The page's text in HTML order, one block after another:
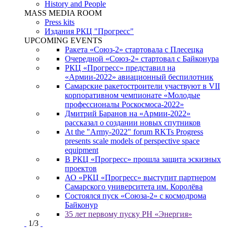
History and People
MASS MEDIA ROOM
Press kits
Издания РКЦ "Прогресс"
UPCOMING EVENTS
Ракета «Союз-2» стартовала с Плесецка
Очередной «Союз-2» стартовал с Байконура
РКЦ «Прогресс» представил на
«Армии-2022» авиационный беспилотник
Самарские ракетостроители участвуют в VII
корпоративном чемпионате «Молодые
профессионалы Роскосмоса-2022»
Дмитрий Баранов на «Армии-2022»
рассказал о создании новых спутников
At the "Army-2022" forum RKTs Progress
presents scale models of perspective space
equipment
В РКЦ «Прогресс» прошла защита эскизных
проектов
АО «РКЦ «Прогресс» выступит партнером
Самарского университета им. Королёва
Состоялся пуск «Союза-2» с космодрома
Байконур
35 лет первому пуску РН «Энергия»
1/3